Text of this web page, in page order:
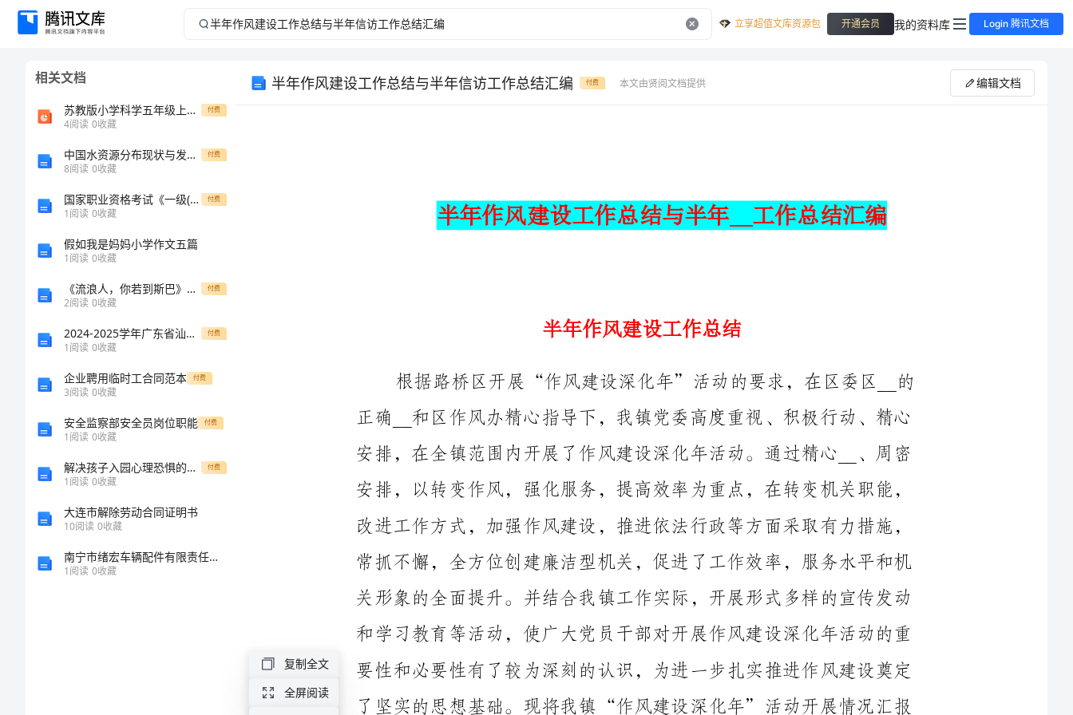
半
立享超值文库资源包 开通会员 我的资料库 Login 腾讯文档
相关文档
苏教版小学科学五年级上册《电与生活》 付费
4阅读 0收藏
中国水资源分布现状与发展趋势的研究 付费
8阅读 0收藏
国家职业资格考试《一级(高级技师)保育员》题库练习试题D卷 附答案 付费
1阅读 0收藏
假如我是妈妈小学作文五篇
1阅读 0收藏
《流浪人，你若到斯巴》教案10 教案教学设计 付费
2阅读 0收藏
2024-2025学年广东省汕头市潮阳第一中学等七校联合体高一数学下学期期末质量跟踪监视模拟试题含解析 付费
1阅读 0收藏
企业聘用临时工合同范本 付费
3阅读 0收藏
安全监察部安全员岗位职能 付费
1阅读 0收藏
解决孩子入园心理恐惧的四种办法 付费
1阅读 0收藏
大连市解除劳动合同证明书
10阅读 0收藏
南宁市绪宏车辆配件有限责任公司合浦宏伟分公司介绍企业发展分析报告
1阅读 0收藏
半年作风建设工作总结与半年信访工作总结汇编 付费 本文由贤阅文档提供 编辑文档
以__示范、创新服务、求真务实为着力点，通过健全制度、丰富
正确__和区作风办精心指导下，我镇党委高度重视、积极行动、精心
安排，以转变作风，强化服务，提高效率为重点，在转变机关职能，
改进工作方式，加强作风建设，推进依法行政等方面采取有力措施，
常抓不懈，全方位创建廉洁型机关，促进了工作效率，服务水平和机
关形象的全面提升。并结合我镇工作实际，开展形式多样的宣传发动
要性和必要性有了较为深刻的认识，为进一步扎实推进作风建设奠定
了坚实的思想基础。现将我镇“作风建设深化年”活动开展情况汇报
一、创新工作方法、加强制度管理、强化作风建设
复制全文
全屏阅读